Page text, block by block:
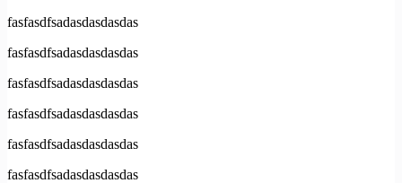
fasfasdfsadasdasdasdas
fasfasdfsadasdasdasdas
fasfasdfsadasdasdasdas
fasfasdfsadasdasdasdas
fasfasdfsadasdasdasdas
fasfasdfsadasdasdasdas